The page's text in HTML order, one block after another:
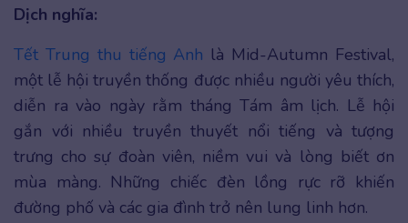
Dịch nghĩa:
Tết Trung thu tiếng Anh là Mid-Autumn Festival,
một lễ hội truyền thống được nhiều người yêu thích,
diễn ra vào ngày rằm tháng Tám âm lịch. Lễ hội
gắn với nhiều truyền thuyết nổi tiếng và tượng
trưng cho sự đoàn viên, niềm vui và lòng biết ơn
mùa màng. Những chiếc đèn lồng rực rỡ khiến
đường phố và các gia đình trở nên lung linh hơn.